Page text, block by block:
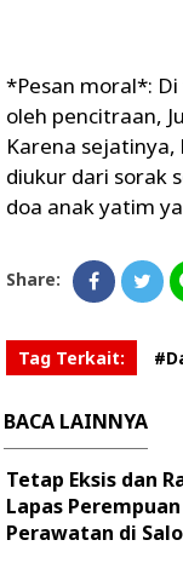
*Pesan moral*:
oleh pencitraan,
Karena
diukur dari sorak
doa anak yatim
Share:
Tag Terkait:
BACA LAINNYA
Tetap Eksis dan
Lapas
Perawatan di